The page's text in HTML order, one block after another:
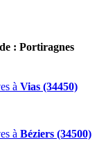
: Portiragnes
à Vias (34450)
à Béziers (34500)